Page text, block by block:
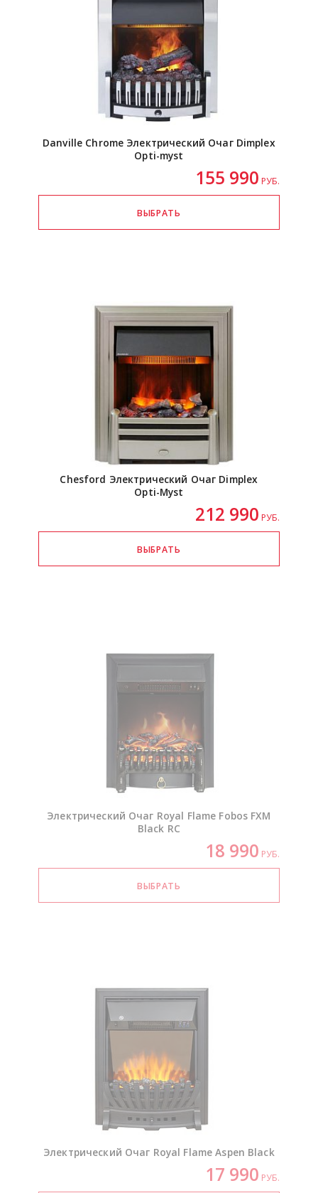
Danville Chrome Электрический Очаг Dimplex
Opti-myst
155 990 РУБ.
Chesford Электрический Очаг Dimplex
Opti-Myst
212 990 РУБ.
Электрический Очаг Royal Flame Fobos FXM
Black RC
18 990 РУБ.
Электрический Очаг Royal Flame Aspen Black
17 990 РУБ.